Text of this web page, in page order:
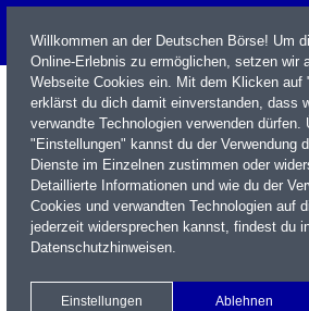
Name / WKN / ISIN / Kürzel
Xetra Realtime
Watchlist Portfolio
Willkommen an der Deutschen Börse! Um
Online-Erlebnis zu ermöglichen, setzen wir
Webseite Cookies ein. Mit dem Klicken auf
erklärst du dich damit einverstanden, dass
verwandte Technologien verwenden dürfen.
"Einstellungen" kannst du der Verwendung
Dienste im Einzelnen zustimmen oder
Detaillierte Informationen und wie du der
Cookies und verwandten Technologien auf
jederzeit widersprechen kannst, findest du
Datenschutzhinweisen.
Einstellungen Ablehnen